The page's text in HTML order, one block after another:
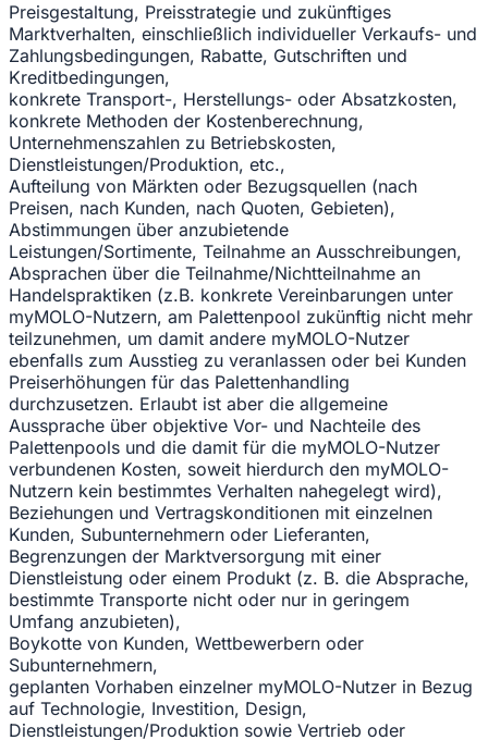
Preisgestaltung, Preisstrategie und zukünftiges
Marktverhalten, einschließlich individueller Verkaufs- und
Zahlungsbedingungen, Rabatte, Gutschriften und
Kreditbedingungen,
konkrete Transport-, Herstellungs- oder Absatzkosten,
konkrete Methoden der Kostenberechnung,
Unternehmenszahlen zu Betriebskosten,
Dienstleistungen/Produktion, etc.,
Aufteilung von Märkten oder Bezugsquellen (nach
Preisen, nach Kunden, nach Quoten, Gebieten),
Abstimmungen über anzubietende
Leistungen/Sortimente, Teilnahme an Ausschreibungen,
Absprachen über die Teilnahme/Nichtteilnahme an
Handelspraktiken (z.B. konkrete Vereinbarungen unter
myMOLO-Nutzern, am Palettenpool zukünftig nicht mehr
teilzunehmen, um damit andere myMOLO-Nutzer
ebenfalls zum Ausstieg zu veranlassen oder bei Kunden
Preiserhöhungen für das Palettenhandling
durchzusetzen. Erlaubt ist aber die allgemeine
Aussprache über objektive Vor- und Nachteile des
Palettenpools und die damit für die myMOLO-Nutzer
verbundenen Kosten, soweit hierdurch den myMOLO-
Nutzern kein bestimmtes Verhalten nahegelegt wird),
Beziehungen und Vertragskonditionen mit einzelnen
Kunden, Subunternehmern oder Lieferanten,
Begrenzungen der Marktversorgung mit einer
Dienstleistung oder einem Produkt (z. B. die Absprache,
bestimmte Transporte nicht oder nur in geringem
Umfang anzubieten),
Boykotte von Kunden, Wettbewerbern oder
Subunternehmern,
geplanten Vorhaben einzelner myMOLO-Nutzer in Bezug
auf Technologie, Investition, Design,
Dienstleistungen/Produktion sowie Vertrieb oder